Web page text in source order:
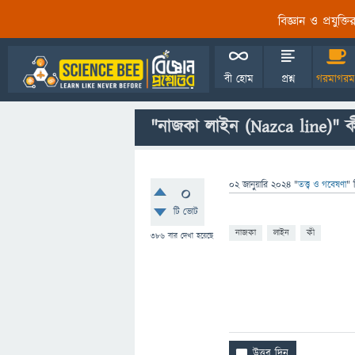
বিজ্ঞান ও
বী হোম প্রশ্ন
"নাজকা লাইন (Nazca line)"
0
টি ভোট
386 বার দেখা হয়েছে
02 জানুয়ারি 2024 "তত্ত্ব ও গবেষণা"
নাজকা লাইন কী